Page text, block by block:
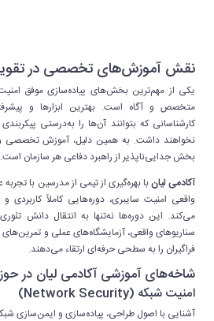
نقش آموزش‌های تخصصی در
یکی از مهم‌ترین بخش‌های پیاده‌سازی موفق
متخصص و آگاه است. بهترین ابزارها و
کارشناسانی که بتوانند آن‌ها را به‌درستی
نخواهند داشت. به همین دلیل، آموزش تخصصی و
بخش جدایی‌ناپذیر از راهبرد دفاعی هر سازمان است.
آکادمی لیانبا بهره‌گیری از تیمی از مدرسین با
واقعی امنیت سایبری، دوره‌هایی کاملاً کاربردی
می‌کند. این دوره‌ها نه‌تنها به انتقال دانش تئوری
سناریوهای واقعی، آزمایشگاه‌های عملی و
فراگیران را به سطحی حرفه‌ای ارتقاء می‌دهند.
شاخه‌های آموزشی آکادمی لیان در
امنیت شبکه (Network Security)